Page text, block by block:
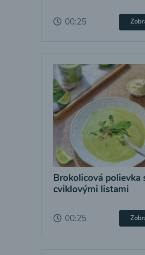
00:25
Brokolicová polievka
cviklovými listami
00:25